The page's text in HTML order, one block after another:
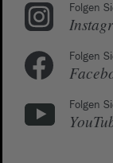
Folgen
Folgen
Folgen